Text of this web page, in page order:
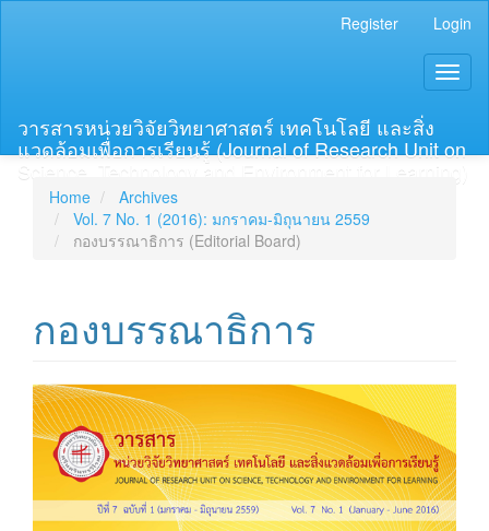
Register Login
วารสารหน่วยวิจัยวิทยาศาสตร์ เทคโนโลยี และสิ่ง
แวดล้อมเพื่อการเรียนรู้ (Journal of Research Unit on
Science, Technology and Environment for Learning)
Home
Archives
Vol. 7 No. 1 (2016): มกราคม-มิถุนายน 2559
กองบรรณาธิการ (Editorial Board)
กองบรรณาธิการ
Article
Sidebar